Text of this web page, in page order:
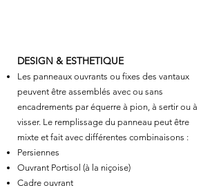
DESIGN & ESTHETIQUE
Les panneaux ouvrants ou fixes des vantaux
peuvent être assemblés avec ou sans
encadrements par équerre à pion, à sertir ou à
visser. Le remplissage du panneau peut être
mixte et fait avec différentes combinaisons :
Persiennes
Ouvrant Portisol (à la niçoise)
Cadre ouvrant